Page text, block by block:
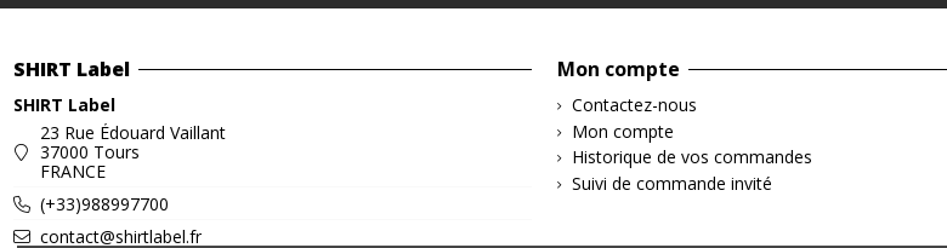
SHIRT Label
SHIRT Label
23 Rue Édouard Vaillant
37000 Tours
FRANCE
(+33)988997700
contact@shirtlabel.fr
Mon compte
Contactez-nous
Mon compte
Historique de vos commandes
Suivi de commande invité